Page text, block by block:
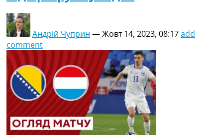
Андрій Чуприн —Жовт 14, 2023, 08:17add
comment